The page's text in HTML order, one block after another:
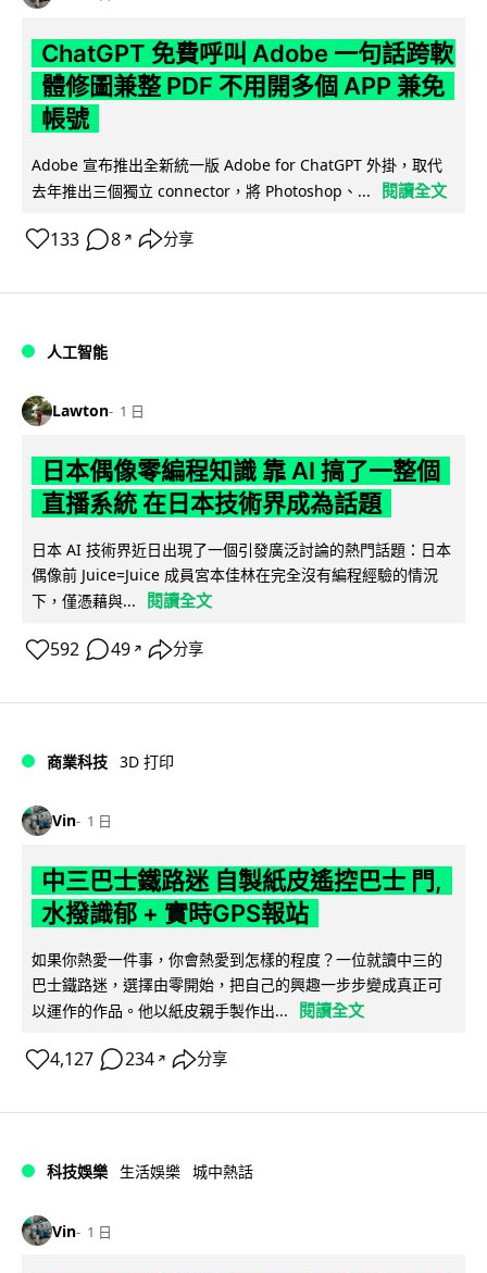
ChatGPT 免費呼叫 Adobe 一句話跨軟
體修圖兼整 PDF 不用開多個 APP 兼免
帳號
Adobe 宣布推出全新統一版 Adobe for ChatGPT 外掛，取代
去年推出三個獨立 connector，將 Photoshop、...
閱讀全文
133 8 ↗ 分享
人工智能
Lawton 1 日
日本偶像零編程知識 靠 AI 搞了一整個
直播系統 在日本技術界成為話題
日本 AI 技術界近日出現了一個引發廣泛討論的熱門話題：日本
偶像前 Juice=Juice 成員宮本佳林在完全沒有編程經驗的情況
下，僅憑藉與...
閱讀全文
592 49 ↗ 分享
商業科技 3D 打印
Vin 1 日
中三巴士鐵路迷 自製紙皮遙控巴士 門,
水撥識郁 + 實時GPS報站
如果你熱愛一件事，你會熱愛到怎樣的程度？一位就讀中三的
巴士鐵路迷，選擇由零開始，把自己的興趣一步步變成真正可
以運作的作品。他以紙皮親手製作出...
閱讀全文
4,127 234 ↗ 分享
科技娛樂 生活娛樂 城中熱話
Vin 1 日